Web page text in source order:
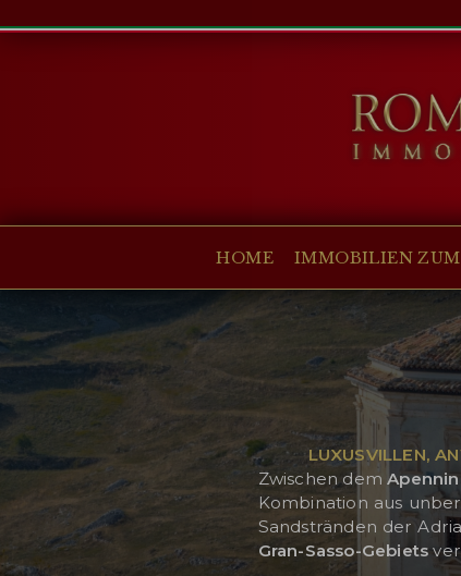
HOME IMMOBILIEN ZUM
CHRISTIE'S
Currency:
Sprache:
LUXUSVILLEN,
Zwischen demApennin
Kombination aus
Sandstränden der
Gran-Sasso-Gebiets